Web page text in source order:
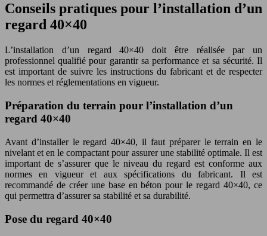
Conseils pratiques pour l’installation d’un
regard 40×40
L’installation d’un regard 40×40 doit être réalisée par un
professionnel qualifié pour garantir sa performance et sa sécurité. Il
est important de suivre les instructions du fabricant et de respecter
les normes et réglementations en vigueur.
Préparation du terrain pour l’installation d’un
regard 40×40
Avant d’installer le regard 40×40, il faut préparer le terrain en le
nivelant et en le compactant pour assurer une stabilité optimale. Il est
important de s’assurer que le niveau du regard est conforme aux
normes en vigueur et aux spécifications du fabricant. Il est
recommandé de créer une base en béton pour le regard 40×40, ce
qui permettra d’assurer sa stabilité et sa durabilité.
Pose du regard 40×40